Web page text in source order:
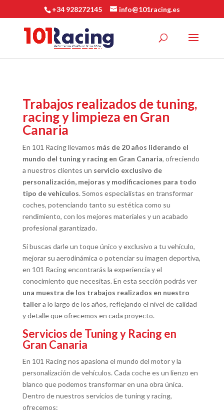
+34 928272145 info@101racing.es
Trabajos realizados de tuning,
racing y limpieza en Gran
Canaria
En 101 Racing llevamos más de 20 años liderando el
mundo del tuning y racing en Gran Canaria, ofreciendo
a nuestros clientes un servicio exclusivo de
personalización, mejoras y modificaciones para todo
tipo de vehículos. Somos especialistas en transformar
coches, potenciando tanto su estética como su
rendimiento, con los mejores materiales y un acabado
profesional garantizado.
Si buscas darle un toque único y exclusivo a tu vehículo,
mejorar su aerodinámica o potenciar su imagen deportiva,
en 101 Racing encontrarás la experiencia y el
conocimiento que necesitas. En esta sección podrás ver
una muestra de los trabajos realizados en nuestro
tallera lo largo de los años, reflejando el nivel de calidad
y detalle que ofrecemos en cada proyecto.
Servicios de Tuning y Racing en
Gran Canaria
En 101 Racing nos apasiona el mundo del motor y la
personalización de vehículos. Cada coche es un lienzo en
blanco que podemos transformar en una obra única.
Dentro de nuestros servicios de tuning y racing,
ofrecemos: